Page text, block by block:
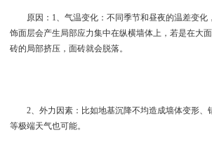
原因：1、气温变化：不同季节和昼夜的温差变化
饰面层会产生局部应力集中在纵横墙体上，若是在大
砖的局部挤压，面砖就会脱落。
2、外力因素：比如地基沉降不均造成墙体变形、
等极端天气也可能。